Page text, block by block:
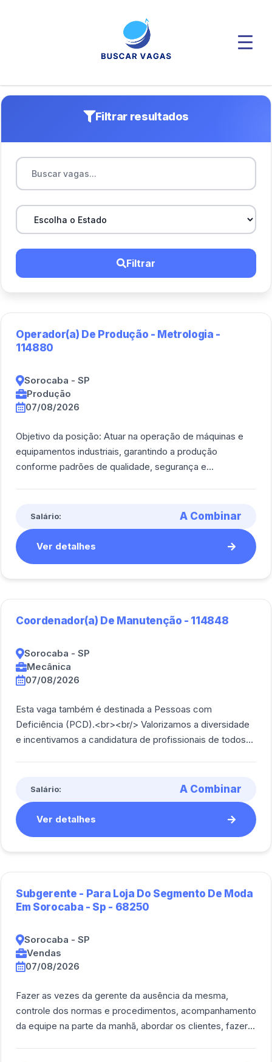
Filtrar resultados
Filtrar
Operador(a) De Produção - Metrologia -
114880
Sorocaba - SP
Produção
07/08/2026
Objetivo da posição: Atuar na operação de máquinas e
equipamentos industriais, garantindo a produção
conforme padrões de qualidade, segurança e
Salário: A Combinar
Ver detalhes
Coordenador(a) De Manutenção - 114848
Sorocaba - SP
Mecânica
07/08/2026
Esta vaga também é destinada a Pessoas com
Deficiência (PCD).<br><br/> Valorizamos a diversidade
e incentivamos a candidatura de profissionais de todos
Salário: A Combinar
Ver detalhes
Subgerente - Para Loja Do Segmento De Moda
Em Sorocaba - Sp - 68250
Sorocaba - SP
Vendas
07/08/2026
Fazer as vezes da gerente da ausência da mesma,
controle dos normas e procedimentos, acompanhamento
da equipe na parte da manhã, abordar os clientes, fazer o